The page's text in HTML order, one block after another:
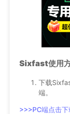
Sixfast使用
下载
端。
>>>PC端点击